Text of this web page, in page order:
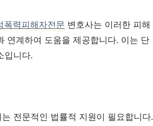
폭력피해자전문 변호사는 이러한 피해
연계하여 도움을 제공합니다. 이는 단
입니다.
전문적인 법률적 지원이 필요합니다.